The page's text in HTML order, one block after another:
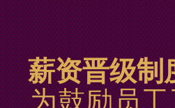
薪资晋级制
为鼓励员工